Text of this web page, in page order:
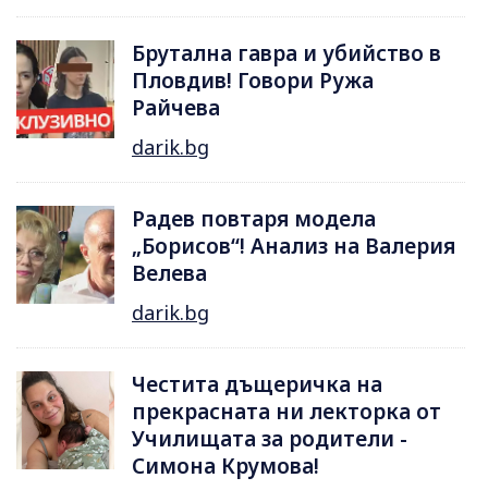
Брутална гавра и убийство в
Пловдив! Говори Ружа
Райчева
darik.bg
Радев повтаря модела
„Борисов“! Анализ на Валерия
Велева
darik.bg
Честита дъщеричка на
прекрасната ни лекторка от
Училищата за родители -
Симона Крумова!